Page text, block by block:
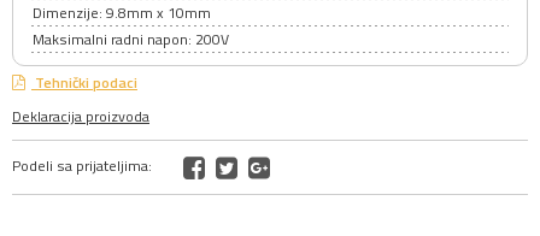
Dimenzije: 9.8mm x 10mm
Maksimalni radni napon: 200V
Tehnički podaci
Deklaracija proizvoda
Podeli sa prijateljima: